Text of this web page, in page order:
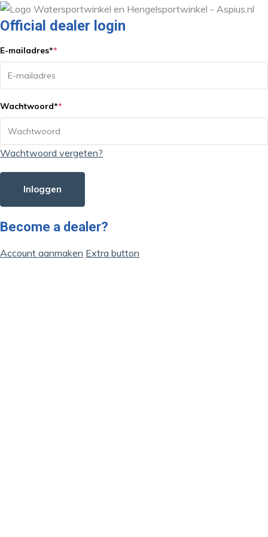
Official dealer login
E-mailadres**
Wachtwoord**
Wachtwoord vergeten?
Inloggen
Become a dealer?
Account aanmaken Extra button